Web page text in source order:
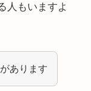
人もいますよ
あります